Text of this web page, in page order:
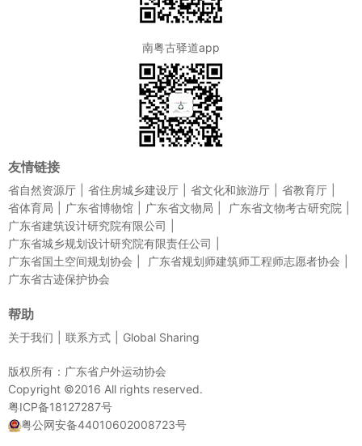
南粤古驿道app
友情链接
省自然资源厅 省住房城乡建设厅 省文化和旅游厅
省教育厅
省体育局
广东省博物馆 广东省文物局
广东省文物考古研究院
广东省建筑设计研究院有限公司
广东省城乡规划设计研究院有限责任公司
广东省国土空间规划协会
广东省规划师建筑师工程师志愿者协会
广东省古迹保护协会
帮助
关于我们 联系方式 Global Sharing
版权所有：广东省户外运动协会
Copyright ©2016 All rights reserved.
粤ICP备18127287号
粤公网安备44010602008723号